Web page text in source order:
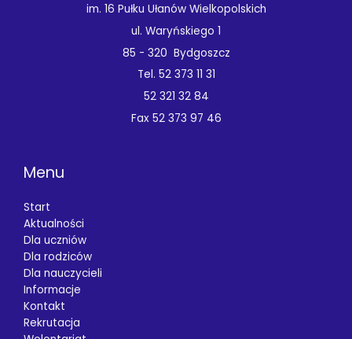
im. 16 Pułku Ułanów Wielkopolskich
ul. Waryńskiego 1
85 - 320 Bydgoszcz
Tel. 52 373 11 31
52 321 32 84
Fax 52 373 97 46
Menu
Start
Aktualności
Dla uczniów
Dla rodziców
Dla nauczycieli
Informacje
Kontakt
Rekrutacja